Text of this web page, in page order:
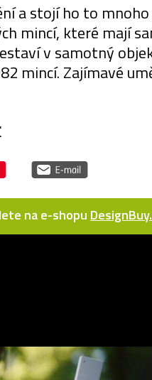
a stojí ho to
mincí, které mají
v samotný
mincí. Zajímavé
na e-shopu